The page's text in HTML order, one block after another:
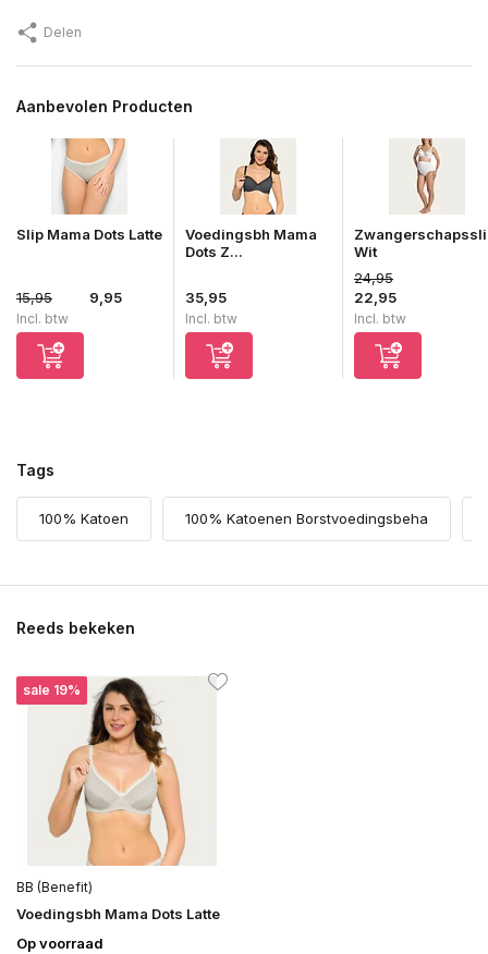
Delen
Aanbevolen Producten
Slip Mama Dots Latte
15,95 9,95
Incl. btw
Voedingsbh Mama
Dots Z...
35,95
Incl. btw
Wit
24,95
22,95
Incl. btw
Tags
100% Katoen 100% Katoenen Borstvoedingsbeha
Reeds bekeken
sale 19%
BB (Benefit)
Voedingsbh Mama Dots Latte
Op voorraad